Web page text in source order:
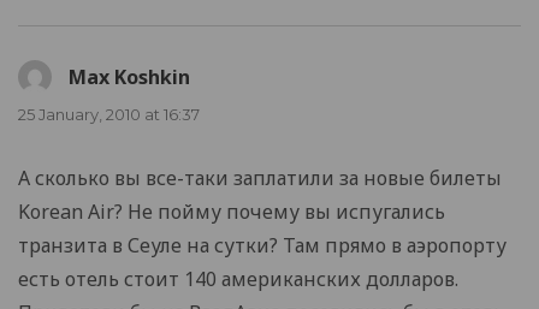
Max Koshkin
25 January, 2010 at 16:37
А сколько вы все-таки заплатили за новые билеты
Korean Air? Не пойму почему вы испугались
транзита в Сеуле на сутки? Там прямо в аэропорту
есть отель стоит 140 американских долларов.